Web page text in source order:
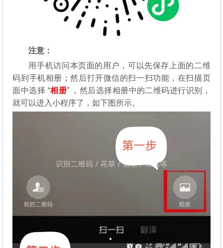
注意：
用手机访问本页面的用户，可以先保存上面的二维
码到手机相册；然后打开微信的扫一扫功能，在扫描页
面中选择 “相册” ，然后选择相册中的二维码进行识别，
就可以进入小程序了，如下图所示。